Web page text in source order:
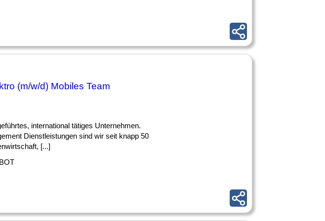
(m/w/d) Mobiles Team
international tätiges Unternehmen.
Dienstleistungen sind wir seit knapp 50
[...]